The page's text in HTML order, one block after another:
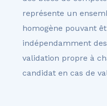
représente un
homogène pouvant
indépendamment
validation propre à
candidat en cas de